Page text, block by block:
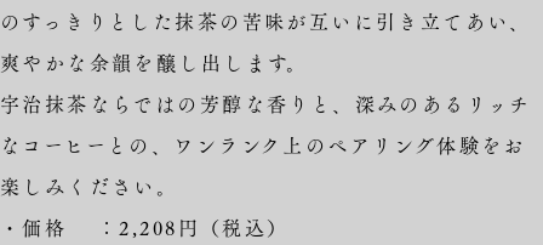
のすっきりとした抹茶の苦味が互いに引き立てあい、
爽やかな余韻を醸し出します。
宇治抹茶ならではの芳醇な香りと、深みのあるリッチ
なコーヒーとの、ワンランク上のペアリング体験をお
楽しみください。
・価格 ：2,208円（税込）